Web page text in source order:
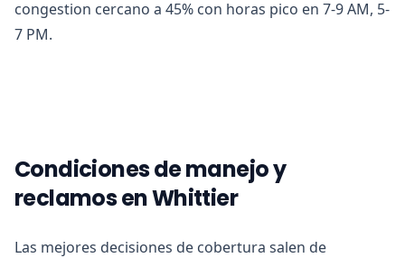
congestion cercano a 45% con horas pico en 7-9 AM, 5-
7 PM.
Condiciones de manejo y
reclamos en Whittier
Las mejores decisiones de cobertura salen de